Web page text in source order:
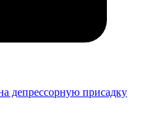
депрессорную присадку